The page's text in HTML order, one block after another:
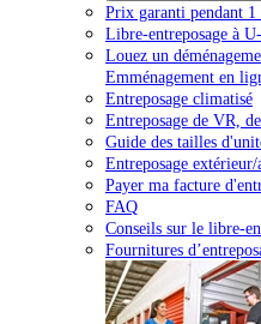
Prix garanti pendant 1
Libre-entreposage à
Louez un
Emménagement en
Entreposage climatisé
Entreposage de VR,
Guide des tailles
Entreposage
Payer ma facture
FAQ
Conseils sur le libre-
Fournitures